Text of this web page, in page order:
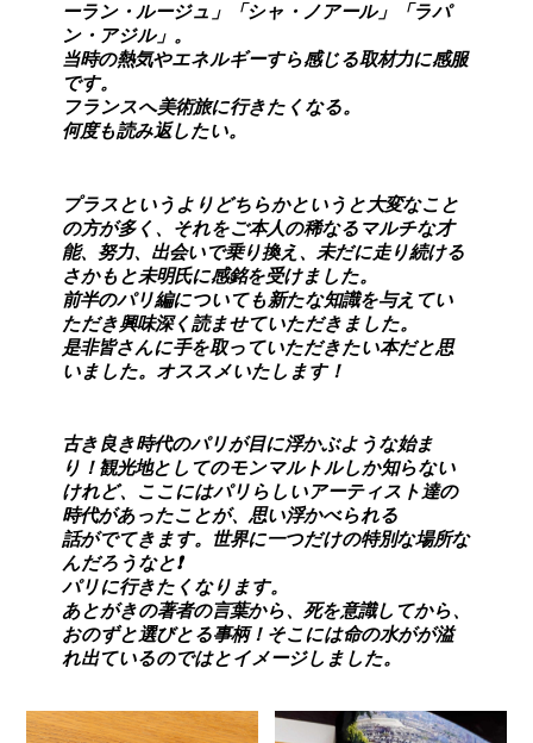
ーラン・ルージュ」「シャ・ノアール」「ラパ
ン・アジル」。
当時の熱気やエネルギーすら感じる取材力に感服
です。
フランスへ美術旅に行きたくなる。
何度も読み返したい。
プラスというよりどちらかというと大変なこと
の方が多く、それをご本人の稀なるマルチな才
能、努力、出会いで乗り換え、未だに走り続ける
さかもと未明氏に感銘を受けました。
前半のパリ編についても新たな知識を与えてい
ただき興味深く読ませていただきました。
是非皆さんに手を取っていただきたい本だと思
いました。オススメいたします！
古き良き時代のパリが目に浮かぶような始ま
り！観光地としてのモンマルトルしか知らない
けれど、ここにはパリらしいアーティスト達の
時代があったことが、思い浮かべられる
話がでてきます。世界に一つだけの特別な場所な
んだろうなと❗️
パリに行きたくなります。
あとがきの著者の言葉から、死を意識してから、
おのずと選びとる事柄！そこには命の水がが溢
れ出ているのではとイメージしました。